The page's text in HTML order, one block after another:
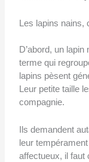
Les lapins nains,
D’abord, un
terme qui
lapins pèsent
Leur petite taille
compagnie.
Ils demandent
leur
affectueux, il faut